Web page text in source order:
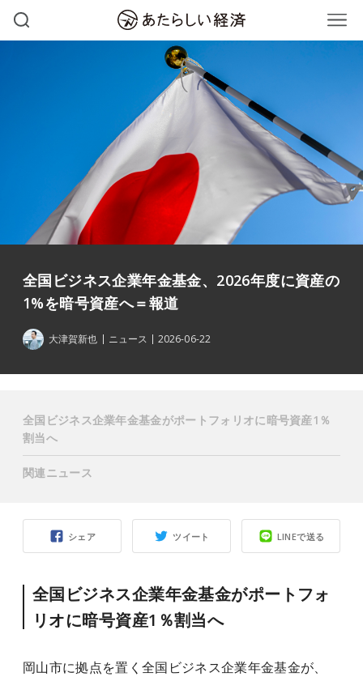
全国ビジネス企業年金基金、2026年度に資産の
1%を暗号資産へ＝報道
大津賀新也 ニュース 2026-06-22
シェア ツイート LINEで送る
全国ビジネス企業年金基金がポートフォ
リオに暗号資産1％割当へ
岡山市に拠点を置く全国ビジネス企業年金基金が、
全国ビジネス企業年金基金がポートフォリオに暗号資産1％
割当へ
関連ニュース